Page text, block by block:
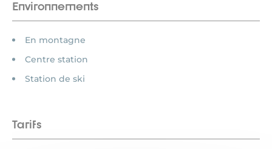
Environnements
En montagne
Centre station
Station de ski
Tarifs